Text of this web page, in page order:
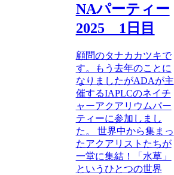
NAパーティー
2025 1日目
顧問のタナカカツキで
す。もう去年のことに
なりましたがADAが主
催するIAPLCのネイチ
ャーアクアリウムパー
ティーに参加しまし
た。 世界中から集まっ
たアクアリストたちが
一堂に集結！「水草」
というひとつの世界